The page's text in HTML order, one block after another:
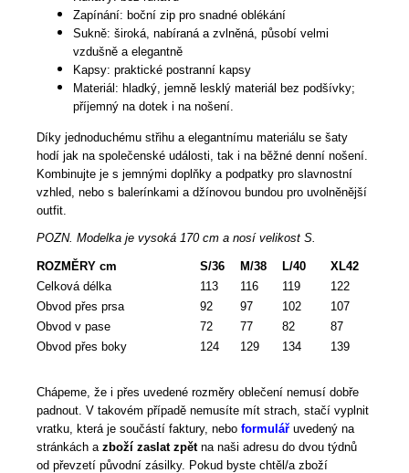
Zapínání: boční zip pro snadné oblékání
Sukně: široká, nabíraná a zvlněná, působí velmi
vzdušně a elegantně
Kapsy: praktické postranní kapsy
Materiál: hladký, jemně lesklý materiál bez podšívky;
příjemný na dotek i na nošení.
Díky jednoduchému střihu a elegantnímu materiálu se šaty
hodí jak na společenské události, tak i na běžné denní nošení.
Kombinujte je s jemnými doplňky a podpatky pro slavnostní
vzhled, nebo s balerínkami a džínovou bundou pro uvolněnější
outfit.
POZN. Modelka je vysoká 170 cm a nosí velikost S.
ROZMĚRY cm S/36 M/38 L/40
XL42
Celková délka
113 116 119
122
Obvod přes prsa
92 97 102
107
Obvod v pase
72 77 82
87
Obvod přes boky
124 129 134 139
Chápeme, že i přes uvedené rozměry oblečení nemusí dobře
padnout. V takovém případě nemusíte mít strach, stačí vyplnit
vratku, která je součástí faktury, nebo formulář uvedený na
stránkách a zboží zaslat zpětna naši adresu do dvou týdnů
od převzetí původní zásilky. Pokud byste chtěl/a zboží